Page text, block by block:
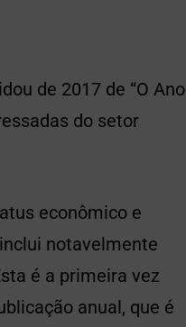
de 2017 de “O Ano
do setor
econômico e
notavelmente
é a primeira vez
anual, que é